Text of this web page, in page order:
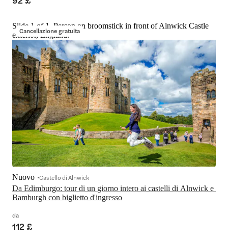
Cancellazione gratuita
Slide 1 of 1, Person on broomstick in front of Alnwick Castle
exterior, England.
Da Edimburgo: tour di un giorno intero ai castelli di Alnwick e
Bamburgh con biglietto d'ingresso
Nuovo Castello di Alnwick
da
112 £